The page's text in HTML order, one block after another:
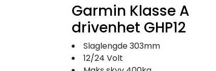
Garmin Klasse A
drivenhet GHP12
Slaglengde 303mm
12/24 Volt